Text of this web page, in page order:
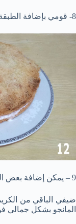
8- قومي بإضافة الطبقة التانية من الكنافة .
9 – يمكن إضافة بعض اللمسات النهائية ذلك بتزين الوجه
ضيفي الباقي من
المانجو بشكل جمالي